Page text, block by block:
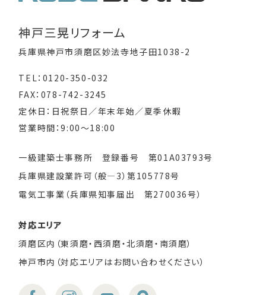
神戸三晃リフォーム
兵庫県神戸市須磨区妙法寺地子田1038-2
TEL：0120-350-032
FAX：078-742-3245
定休日：日祝祭日／年末年始／夏季休暇
営業時間：9:00～18:00
一級建築士事務所 登録番号 第01A03793号
兵庫県建設業許可（般―3）第105778号
電気工事業（兵庫県知事届出 第270036号）
対応エリア
須磨区内（東須磨・西須磨・北須磨・南須磨）
神戸市内（対応エリアはお問い合わせください）